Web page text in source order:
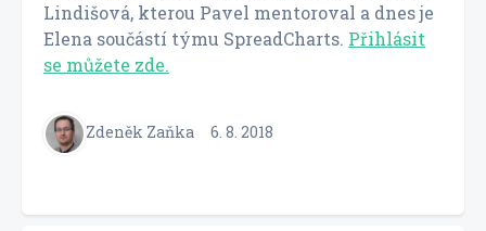
Lindišová, kterou Pavel mentoroval a dnes je
Elena součástí týmu SpreadCharts. Přihlásit
se můžete zde.
Zdeněk Zaňka 6. 8. 2018